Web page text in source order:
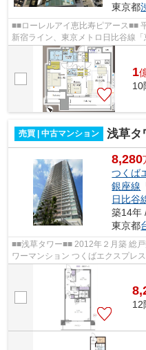
東京都
■■ローレルアイ恵比寿ピアース■■ 平成25年1月築 JR 山手線、埼京線、湘南
新宿ライン、東京メトロ日比谷線「恵比寿」駅
『恵比寿』 『渋谷』『代官山』『...
1
10
売買 | 中古マンション 浅草タ
8,280
つくば
銀座線
日比谷
築14年
東京都
■■浅草タワー■■ 2012年２月築 総戸数693戸 地上３７階建、高層免震構造タ
ワーマンション つくばエクスプレス『浅草』駅より徒歩３分 東京メトロ銀座
線『田原町』駅より徒歩9分 東京...
12